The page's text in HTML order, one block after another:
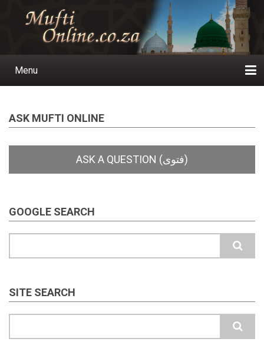
Main
Menu
ASK MUFTI ONLINE
GOOGLE SEARCH
SITE SEARCH